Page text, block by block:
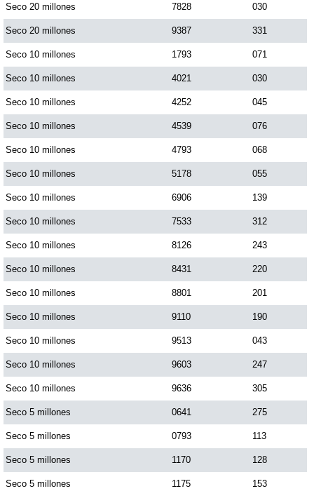
Super Chontico Noche
Seco 20 millones 7828 030
Seco 20 millones 9387 331
Seco 10 millones 1793 071
Seco 10 millones 4021 030
Seco 10 millones 4252 045
Seco 10 millones 4539 076
Seco 10 millones 4793 068
Seco 10 millones 5178 055
Seco 10 millones 6906 139
Seco 10 millones 7533 312
Seco 10 millones 8126 243
Seco 10 millones 8431 220
Seco 10 millones 8801 201
Seco 10 millones 9110 190
Seco 10 millones 9513 043
Seco 10 millones 9603 247
Seco 10 millones 9636 305
Seco 5 millones 0641 275
Seco 5 millones 0793 113
Seco 5 millones 1170 128
Seco 5 millones 1175 153